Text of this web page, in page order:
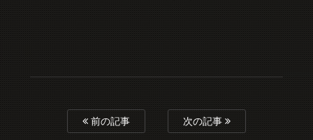
前の記事 次の記事